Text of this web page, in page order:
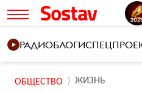
РАДИОБЛОГИ
ОБЩЕСТВО ЖИЗНЬ